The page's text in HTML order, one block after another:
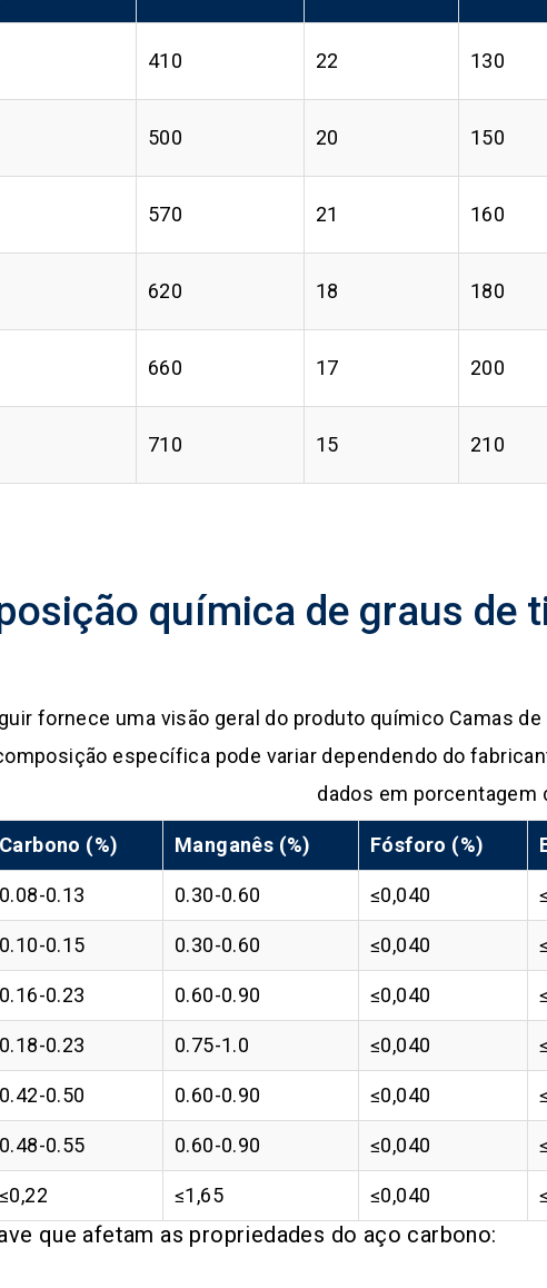
410 22 130
500 20 150
570 21 160
620 18 180
660 17 200
710 15 210
química de graus de
fornece uma visão geral do produto químico Camas
específica pode variar dependendo do
dados em porcentagem
Carbono (%) Manganês (%) Fósforo (%)
0.08-0.13 0.30-0.60 ≤0,040
0.10-0.15 0.30-0.60 ≤0,040
0.16-0.23 0.60-0.90 ≤0,040
0.18-0.23 0.75-1.0 ≤0,040
0.42-0.50 0.60-0.90 ≤0,040
0.48-0.55 0.60-0.90 ≤0,040
≤0,22 ≤1,65 ≤0,040
que afetam as propriedades do aço carbono: